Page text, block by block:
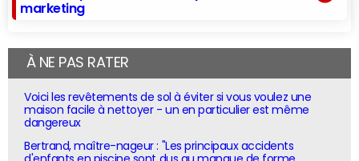
marketing
À NE PAS RATER
Voici les revêtements de sol à éviter si vous voulez une
maison facile à nettoyer - un en particulier est même
dangereux
Bertrand, maître-nageur : "Les principaux accidents